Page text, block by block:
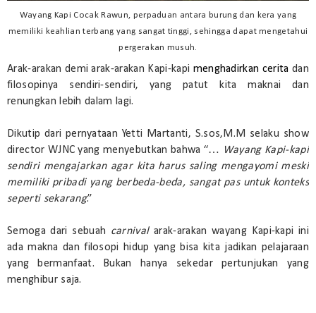
Wayang Kapi Cocak Rawun, perpaduan antara burung dan kera yang
memiliki keahlian terbang yang sangat tinggi, sehingga dapat mengetahui
pergerakan musuh.
Arak-arakan demi arak-arakan Kapi-kapi menghadirkan cerita dan
filosopinya sendiri-sendiri, yang patut kita maknai dan
renungkan lebih dalam lagi.
Dikutip dari pernyataan Yetti Martanti, S.sos,M.M selaku show
director WJNC yang menyebutkan bahwa “… Wayang Kapi-kapi
sendiri mengajarkan agar kita harus saling mengayomi meski
memiliki pribadi yang berbeda-beda, sangat pas untuk konteks
seperti sekarang.”
Semoga dari sebuah carnivalarak-arakan wayang Kapi-kapi ini
ada makna dan filosopi hidup yang bisa kita jadikan pelajaraan
yang bermanfaat. Bukan hanya sekedar pertunjukan yang
menghibur saja.